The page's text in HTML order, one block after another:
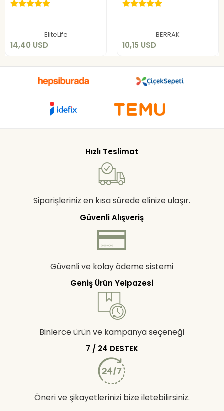
EliteLife
14,40 USD
14,40 USD
BERRAK
10,15 USD
10,15 USD
Hızlı Teslimat
Siparişleriniz en kısa sürede elinize ulaşır.
Güvenli Alışveriş
Güvenli ve kolay ödeme sistemi
Geniş Ürün Yelpazesi
Binlerce ürün ve kampanya seçeneği
7 / 24 DESTEK
Öneri ve şikayetlerinizi bize iletebilirsiniz.